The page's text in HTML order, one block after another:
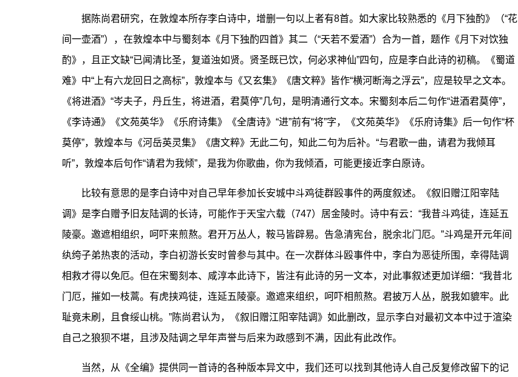
据陈尚君研究，在敦煌本所存李白诗中，增删一句以上者有8首。如大家比较熟悉的《月下独酌》（“花
间一壶酒”），在敦煌本中与蜀刻本《月下独酌四首》其二（“天若不爱酒”）合为一首，题作《月下对饮独
酌》，且正文缺“已闻清比圣，复道浊如贤。贤圣既已饮，何必求神仙”四句，应是李白此诗的初稿。《蜀道
难》中“上有六龙回日之高标”，敦煌本与《又玄集》《唐文粹》皆作“横河断海之浮云”，应是较早之文本。
《将进酒》“岑夫子，丹丘生，将进酒，君莫停”几句，是明清通行文本。宋蜀刻本后二句作“进酒君莫停”，
《李诗通》《文苑英华》《乐府诗集》《全唐诗》“进”前有“将”字，《文苑英华》《乐府诗集》后一句作“杯
莫停”，敦煌本与《河岳英灵集》《唐文粹》无此二句，知此二句为后补。“与君歌一曲，请君为我倾耳
听”，敦煌本后句作“请君为我倾”，是我为你歌曲，你为我倾酒，可能更接近李白原诗。
比较有意思的是李白诗中对自己早年参加长安城中斗鸡徒群殴事件的两度叙述。《叙旧赠江阳宰陆
调》是李白赠予旧友陆调的长诗，可能作于天宝六载（747）居金陵时。诗中有云：“我昔斗鸡徒，连延五
陵豪。邀遮相组织，呵吓来煎熬。君开万丛人，鞍马皆辟易。告急清宪台，脱余北门厄。”斗鸡是开元年间
纨绔子弟热衷的活动，李白初游长安时曾参与其中。在一次群体斗殴事件中，李白为恶徒所围，幸得陆调
相救才得以免厄。但在宋蜀刻本、咸淳本此诗下，皆注有此诗的另一文本，对此事叙述更加详细：“我昔北
门厄，摧如一枝蒿。有虎挟鸡徒，连延五陵豪。邀遮来组织，呵吓相煎熬。君披万人丛，脱我如貔牢。此
耻竟未刷，且食绥山桃。”陈尚君认为，《叙旧赠江阳宰陆调》如此删改，显示李白对最初文本中过于渲染
自己之狼狈不堪，且涉及陆调之早年声誉与后来为政感到不满，因此有此改作。
当然，从《全编》提供同一首诗的各种版本异文中，我们还可以找到其他诗人自己反复修改留下的记